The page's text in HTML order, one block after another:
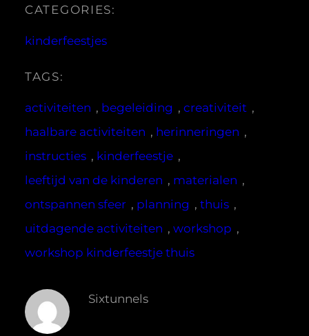
CATEGORIES:
kinderfeestjes
TAGS:
activiteiten , begeleiding , creativiteit ,
haalbare activiteiten , herinneringen ,
instructies , kinderfeestje ,
leeftijd van de kinderen , materialen ,
ontspannen sfeer , planning , thuis ,
uitdagende activiteiten , workshop ,
workshop kinderfeestje thuis
Sixtunnels